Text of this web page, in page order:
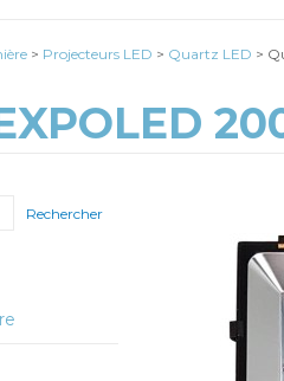
> Projecteurs LED > Quartz LED >